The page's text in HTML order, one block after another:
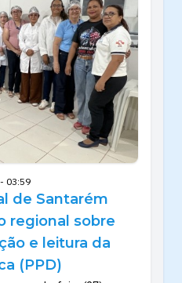
03:59
de Santarém
regional sobre
e leitura da
(PPD)